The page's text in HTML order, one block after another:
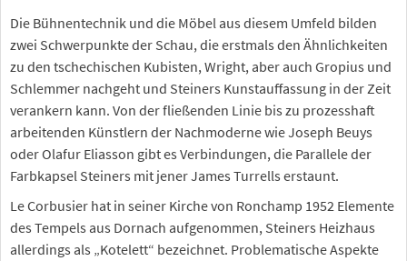
Die Bühnentechnik und die Möbel aus diesem Umfeld bilden
zwei Schwerpunkte der Schau, die erstmals den Ähnlichkeiten
zu den tschechischen Kubisten, Wright, aber auch Gropius und
Schlemmer nachgeht und Steiners Kunstauffassung in der Zeit
verankern kann. Von der fließenden Linie bis zu prozesshaft
arbeitenden Künstlern der Nachmoderne wie Joseph Beuys
oder Olafur Eliasson gibt es Verbindungen, die Parallele der
Farbkapsel Steiners mit jener James Turrells erstaunt.
Le Corbusier hat in seiner Kirche von Ronchamp 1952 Elemente
des Tempels aus Dornach aufgenommen, Steiners Heizhaus
allerdings als „Kotelett“ bezeichnet. Problematische Aspekte